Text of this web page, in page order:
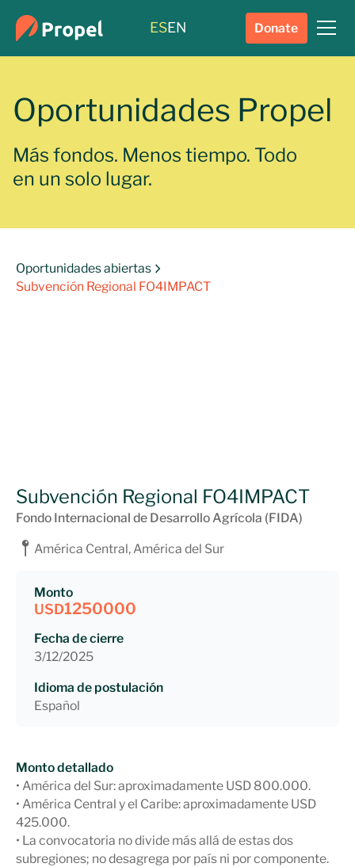
ESEN Donate
Oportunidades Propel
Más fondos. Menos tiempo. Todo
en un solo lugar.
Oportunidades abiertas
Subvención Regional FO4IMPACT
Subvención Regional FO4IMPACT
Fondo Internacional de Desarrollo Agrícola (FIDA)
América Central, América del Sur
Monto
USD1250000
Fecha de cierre
3/12/2025
Idioma de postulación
Español
Monto detallado
• América del Sur: aproximadamente USD 800.000.
• América Central y el Caribe: aproximadamente USD
425.000.
• La convocatoria no divide más allá de estas dos
subregiones; no desagrega por país ni por componente.